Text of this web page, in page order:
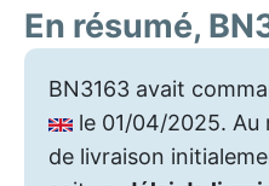
En résumé,
BN3163 avait
le 01/04/2025. Au
de livraison